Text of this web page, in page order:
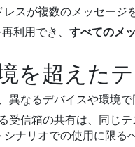
スが複数のメッセージ
利用でき、 すべてのメ
を超えた
異なるデバイスや環境で
受信箱の共有は、同じ
ナリオでの使用に限る